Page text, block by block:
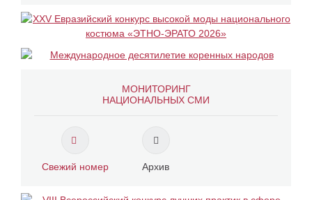
МОНИТОРИНГ
НАЦИОНАЛЬНЫХ СМИ
Свежий номер Архив